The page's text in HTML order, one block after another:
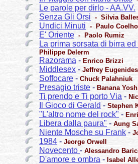
Le parole per dirlo - AA.VV.
Senza Gli Orsi - Silvia
Undici Minuti - Paulo Coelho
E' Oriente - Paolo Rumiz
La prima sorsata di birra
Philippe Delerm
Razorama - Enrico Brizzi
Middlesex - Jeffrey Eugenides
Soffocare - Chuck Palahniuk
Presagio triste - Banana
Ti prendo e Ti porto Via -
Il Gioco di Gerald - Stephen
"L'altro nome del rock" -
Libera dalla paura" - Aung
Niente Mosche su Frank -
1984 - Jeorge Orwell
Novecento - Alessandro
D'amore e ombra - Isabel